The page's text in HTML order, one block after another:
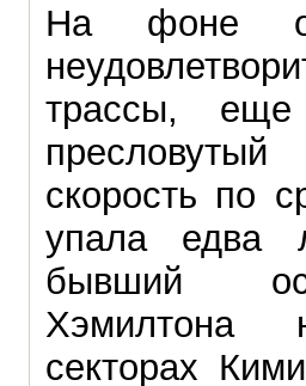
На фоне
трассы,
скорость по
упала едва
бывший
секторах